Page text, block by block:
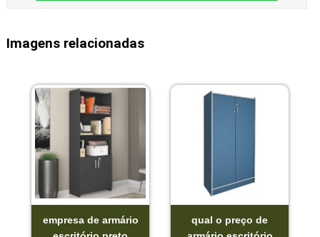
Imagens relacionadas
empresa de armário
qual o preço de